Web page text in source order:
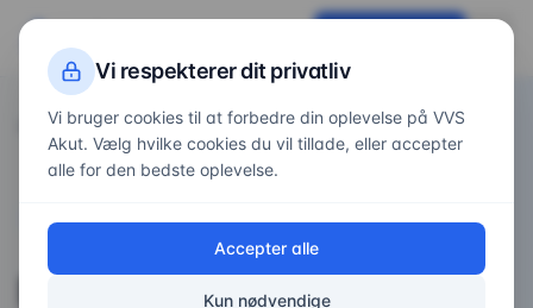
Forside
/
Områder
/Vojens
VVS-service iVojens
ProfessionelVVS-
Vi respekterer dit privatliv
Vi bruger cookies til at forbedre din oplevelse på VVS
Akut. Vælg hvilke cookies du vil tillade, eller accepter
alle for den bedste oplevelse.
Accepter alle
Kun nødvendige